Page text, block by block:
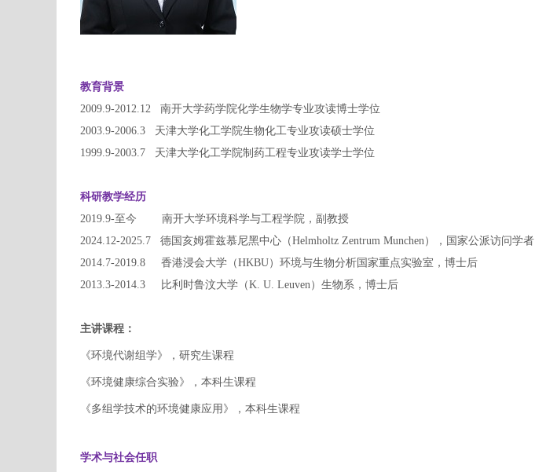
教育背景
2009.9-2012.12
南开大学药学院化学生物学专业攻读博士学位
2003.9-2006.3
天津大学化工学院生物化工专业攻读硕士学位
1999.9-2003.7
天津大学化工学院制药工程专业攻读学士学位
科研教学经历
2019.9-至今
南开大学环境科学与工程学院，副教授
2024.12-2025.7 德国亥姆霍兹慕尼黑中心（Helmholtz Zentrum Munchen），国家公派访问学者
2014.7-2019.8
香港浸会大学（HKBU）环境与生物分析国家重点实验室，博士后
2013.3-2014.3
比利时鲁汶大学（K. U. Leuven）生物系，博士后
主讲课程：
《环境代谢组学》，研究生课程
《环境健康综合实验》，本科生课程
《多组学技术的环境健康应用》，本科生课程
学术与社会任职